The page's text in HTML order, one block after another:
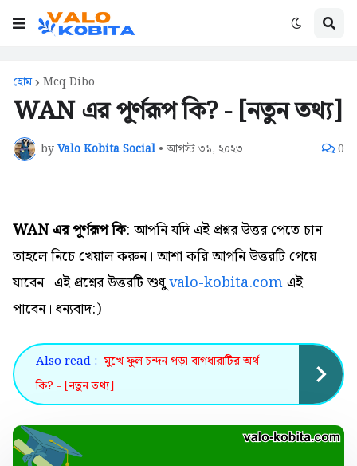
হোম Mcq Dibo
WAN এর পূর্ণরূপ কি? - [নতুন তথ্য]
byValo Kobita Social • আগস্ট ৩১, ২০২৩ 0
WAN এর পূর্ণরূপ কি: আপনি যদি এই প্রশ্নর উত্তর পেতে চান
তাহলে নিচে খেয়াল করুন। আশা করি আপনি উত্তরটি পেয়ে
যাবেন। এই প্রশ্নের উত্তরটি শুধুvalo-kobita.comএই
পাবেন। ধন্যবাদ:)
Also read : মুখে ফুল চন্দন পড়া বাগধারাটির অর্থ
কি? - [নতুন তথ্য]